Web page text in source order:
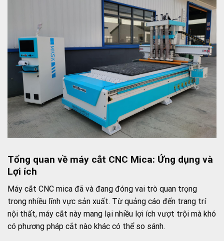
Tổng quan về máy cắt CNC Mica: Ứng dụng và
Lợi ích
Máy cắt CNC mica đã và đang đóng vai trò quan trọng
trong nhiều lĩnh vực sản xuất. Từ quảng cáo đến trang trí
nội thất, máy cắt này mang lại nhiều lợi ích vượt trội mà khó
có phương pháp cắt nào khác có thể so sánh.